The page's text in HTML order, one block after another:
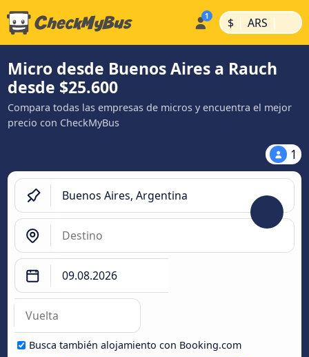
$ | ARS |
Micro desde Buenos Aires a Rauch
desde $25.600
Compara todas las empresas de micros y encuentra el mejor
precio con CheckMyBus
1
Busca también alojamiento con Booking.com